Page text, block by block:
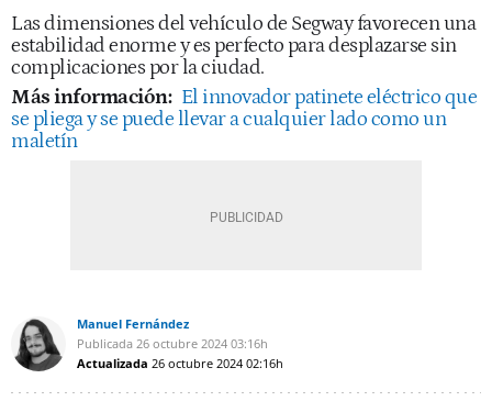
Las dimensiones del vehículo de Segway favorecen una
estabilidad enorme y es perfecto para desplazarse sin
complicaciones por la ciudad.
Más información: El innovador patinete eléctrico que
se pliega y se puede llevar a cualquier lado como un
maletín
Manuel Fernández
Publicada 26 octubre 2024 03:16h
Actualizada 26 octubre 2024 02:16h